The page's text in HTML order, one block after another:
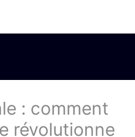
: comment
révolutionne